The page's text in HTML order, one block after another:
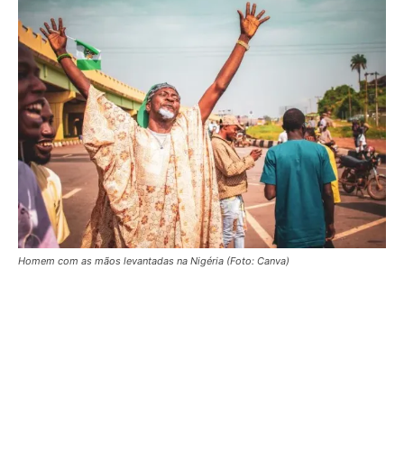
Homem com as mãos levantadas na Nigéria (Foto: Canva)